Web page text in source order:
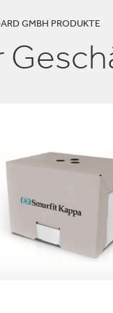
GMBH PRODUKTE